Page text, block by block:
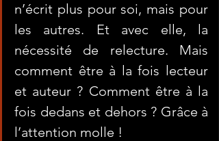
n’écrit plus pour soi, mais pour
les autres. Et avec elle, la
nécessité de relecture. Mais
comment être à la fois lecteur
et auteur ? Comment être à la
fois dedans et dehors ? Grâce à
l’attention molle !